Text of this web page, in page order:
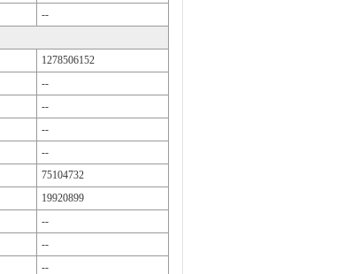
--
1278506152
--
--
--
--
75104732
19920899
--
--
--